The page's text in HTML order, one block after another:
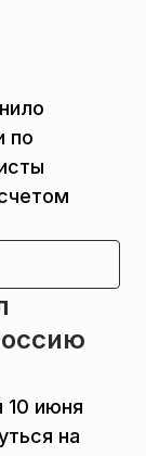
по
10 июня
на